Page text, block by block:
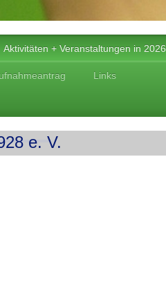
Aktivitäten + Veranstaltungen in 2026
Links
e. V.